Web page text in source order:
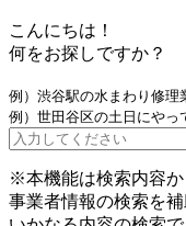
こんにちは！
何をお探しですか？
例）渋谷駅の水まわり修理
例）世田谷区の土日にやっ
※本機能は検索内容か
事業者情報の検索を補